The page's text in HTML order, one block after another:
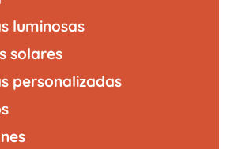
luminosas
solares
personalizadas